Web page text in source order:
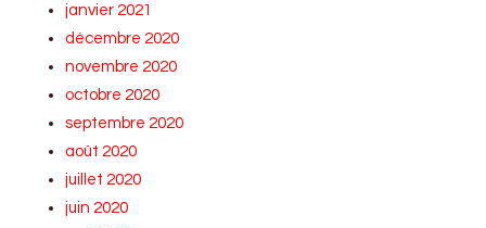
janvier 2021
décembre 2020
novembre 2020
octobre 2020
septembre 2020
août 2020
juillet 2020
juin 2020